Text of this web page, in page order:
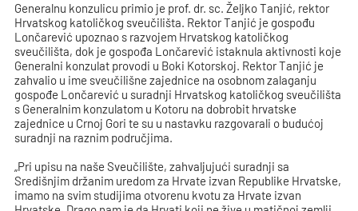
Generalnu konzulicu primio je prof. dr. sc. Željko Tanjić, rektor
Hrvatskog katoličkog sveučilišta. Rektor Tanjić je gospođu
Lončarević upoznao s razvojem Hrvatskog katoličkog
sveučilišta, dok je gospođa Lončarević istaknula aktivnosti koje
Generalni konzulat provodi u Boki Kotorskoj. Rektor Tanjić je
zahvalio u ime sveučilišne zajednice na osobnom zalaganju
gospođe Lončarević u suradnji Hrvatskog katoličkog sveučilišta
s Generalnim konzulatom u Kotoru na dobrobit hrvatske
zajednice u Crnoj Gori te su u nastavku razgovarali o budućoj
suradnji na raznim područjima.
„Pri upisu na naše Sveučilište, zahvaljujući suradnji sa
Središnjim držanim uredom za Hrvate izvan Republike Hrvatske,
imamo na svim studijima otvorenu kvotu za Hrvate izvan